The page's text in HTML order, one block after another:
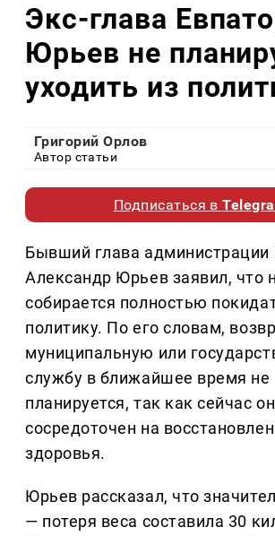
Экс-глава
Юрьев не
уходить из
Григорий Орлов
Автор статьи
Подписаться в
Бывший глава администрации
Александр Юрьев заявил, что
собирается полностью
политику. По его словам,
муниципальную или
службу в ближайшее время не
планируется, так как сейчас он
сосредоточен на
здоровья.
Юрьев рассказал, что
— потеря веса составила 30